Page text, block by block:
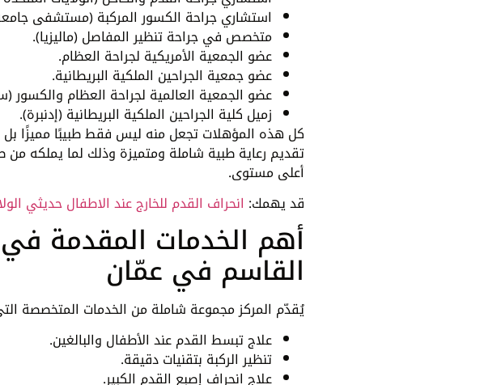
استشاري جراحة الكسور المركبة (مستشفى جامعة
متخصص في جراحة تنظير المفاصل (ماليزيا).
عضو الجمعية الأمريكية لجراحة العظام.
عضو جمعية الجراحين الملكية البريطانية.
عضو الجمعية العالمية لجراحة العظام والكسور
زميل كلية الجراحين الملكية البريطانية (إدنبرة).
كل هذه المؤهلات تجعل منه ليس فقط طبيبًا مميزًا
تقديم رعاية طبية شاملة ومتميزة وذلك لما يملكه
أعلى مستوى.
قد يهمك: انحراف القدم للخارج عند الاطفال حديثي
أهم الخدمات المقدمة في
القاسم في عمّان
يُقدّم المركز مجموعة شاملة من الخدمات المتخصصة
علاج تبسط القدم عند الأطفال والبالغين.
تنظير الركبة بتقنيات دقيقة.
علاج انحراف إصبع القدم الكبير.